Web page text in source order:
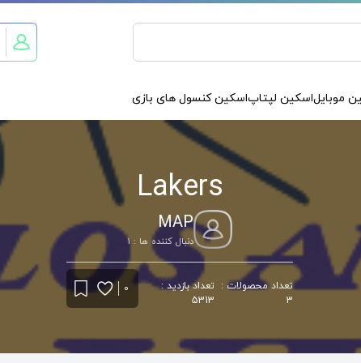
موبایلاسکین لپتاپاسکین کنسول های بازی
Lakers
MAP
دنبال کننده ها : 1
تعداد محصولات :
3
تعداد بازدید :
5313
0